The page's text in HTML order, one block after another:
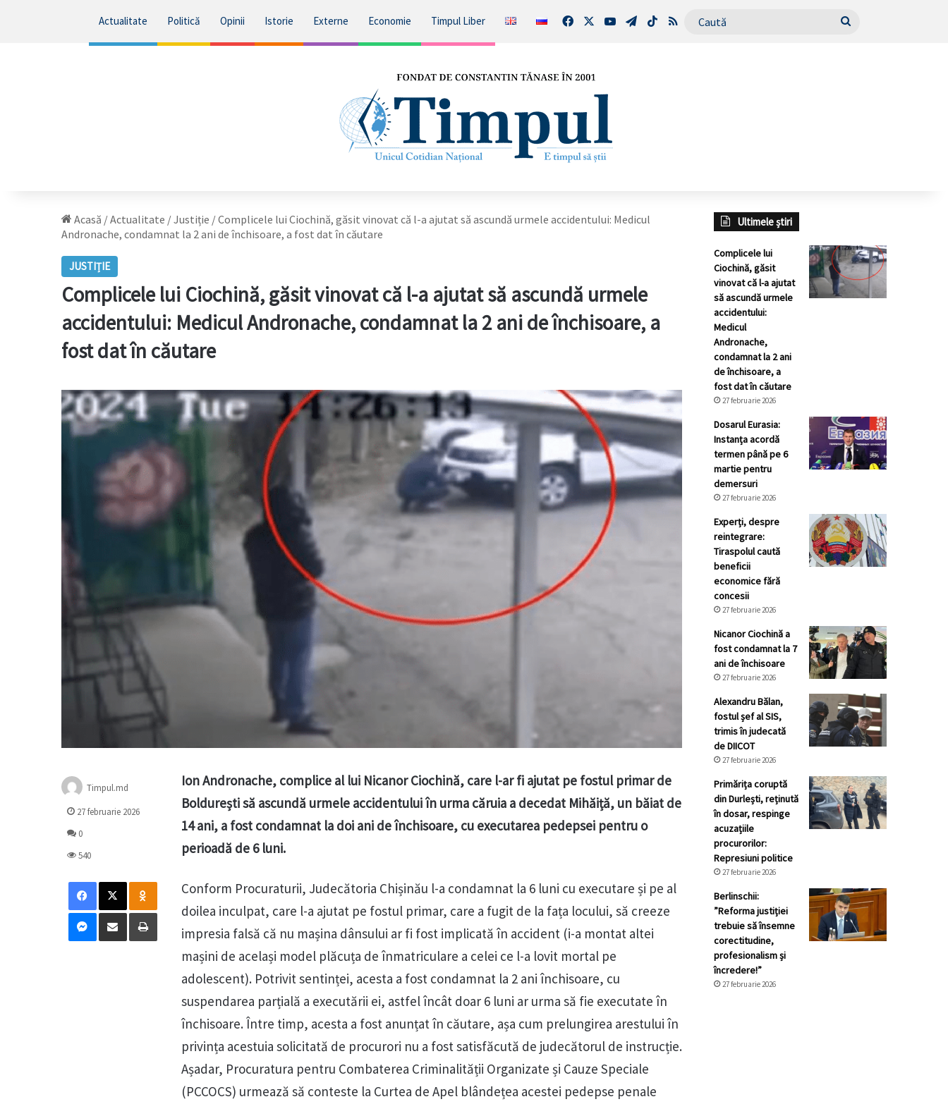
Actualitate Politică Opinii Istorie Externe Economie Timpul Liber FacebookYouTubeTelegram
TikTokRSS Caută
Acasă /Actualitate /Justiție /Complicele lui Ciochină, găsit vinovat că l-a ajutat să ascundă urmele accidentului: Medicul
Andronache, condamnat la 2 ani de închisoare, a fost dat în căutare
JUSTIȚIE
Complicele lui Ciochină, găsit vinovat că l-a ajutat să ascundă urmele
accidentului: Medicul Andronache, condamnat la 2 ani de închisoare, a
fost dat în căutare
Ion Andronache, complice al lui Nicanor Ciochină, care l-ar fi ajutat pe fostul primar de
Boldurești să ascundă urmele accidentului în urma căruia a decedat Mihăiță, un băiat de
14 ani, a fost condamnat la doi ani de închisoare, cu executarea pedepsei pentru o
perioadă de 6 luni.
Conform Procuraturii, Judecătoria Chișinău l-a condamnat la 6 luni cu executare și pe al
doilea inculpat, care l-a ajutat pe fostul primar, care a fugit de la fața locului, să creeze
impresia falsă că nu mașina dânsului ar fi fost implicată în accident (i-a montat altei
mașini de același model plăcuța de înmatriculare a celei ce l-a lovit mortal pe
adolescent). Potrivit sentinței, acesta a fost condamnat la 2 ani închisoare, cu
suspendarea parțială a executării ei, astfel încât doar 6 luni ar urma să fie executate în
închisoare. Între timp, acesta a fost anunțat în căutare, așa cum prelungirea arestului în
privința acestuia solicitată de procurori nu a fost satisfăcută de judecătorul de instrucție.
Așadar, Procuratura pentru Combaterea Criminalității Organizate și Cauze Speciale
(PCCOCS) urmează să conteste la Curtea de Apel blândețea acestei pedepse penale
Timpul.md
27 februarie 2026
0
540
Facebook
X Odnoklassniki
Messenger
Distribuie prin mail Tipărește
Ultimele știri
Complicele lui
Ciochină, găsit
vinovat că l-a ajutat
să ascundă urmele
accidentului:
Medicul
Andronache,
condamnat la 2 ani
de închisoare, a
fost dat în căutare
27 februarie 2026
Dosarul Eurasia:
Instanța acordă
termen până pe 6
martie pentru
demersuri
27 februarie 2026
Experți, despre
reintegrare:
Tiraspolul caută
beneficii
economice fără
concesii
27 februarie 2026
Nicanor Ciochină a
fost condamnat la 7
ani de închisoare
27 februarie 2026
Alexandru Bălan,
fostul șef al SIS,
trimis în judecată
de DIICOT
27 februarie 2026
Primărița coruptă
din Durlești, reținută
în dosar, respinge
acuzațiile
procurorilor:
Represiuni politice
27 februarie 2026
Berlinschii:
”Reforma justiției
trebuie să însemne
corectitudine,
profesionalism și
încredere!”
27 februarie 2026